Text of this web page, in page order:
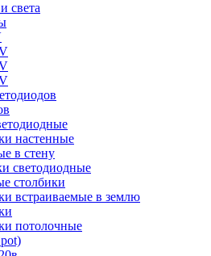
света
настенные
в стену
светодиодные
столбики
встраиваемые в землю
потолочные